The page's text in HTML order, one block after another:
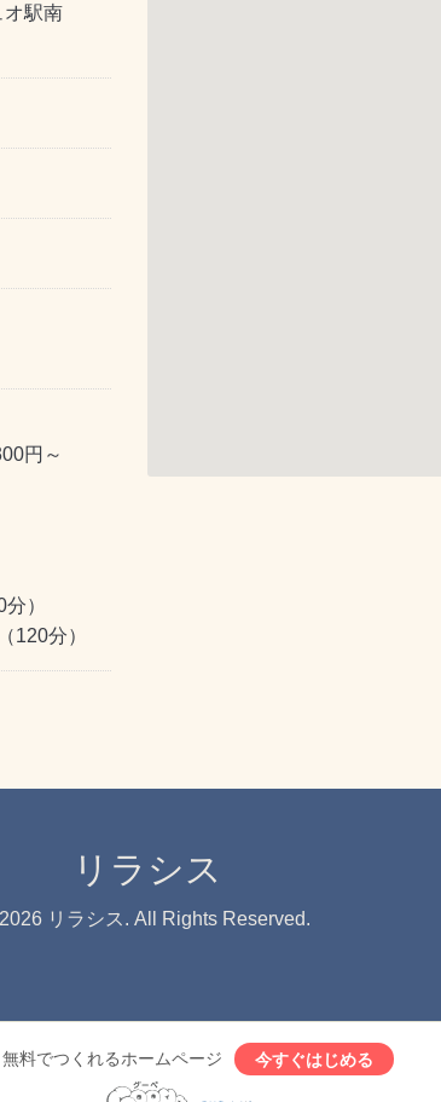
オ駅南
円～
）
120分）
リラシス
リラシス . All Rights Reserved.
料でつくれるホームページ 今すぐはじめる